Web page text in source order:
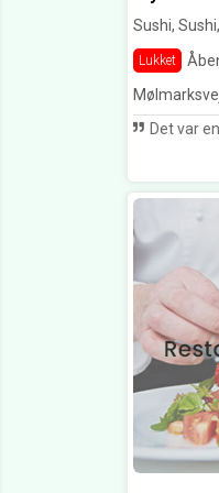
Sushi,
Lukket
Det var en rigtig god oplevelse, kan